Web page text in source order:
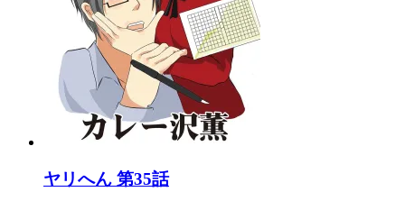
ヤリへん 第35話